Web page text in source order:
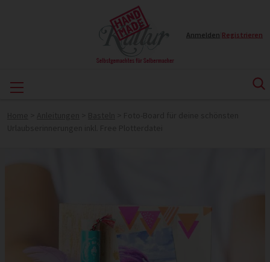
Anmelden Registrieren